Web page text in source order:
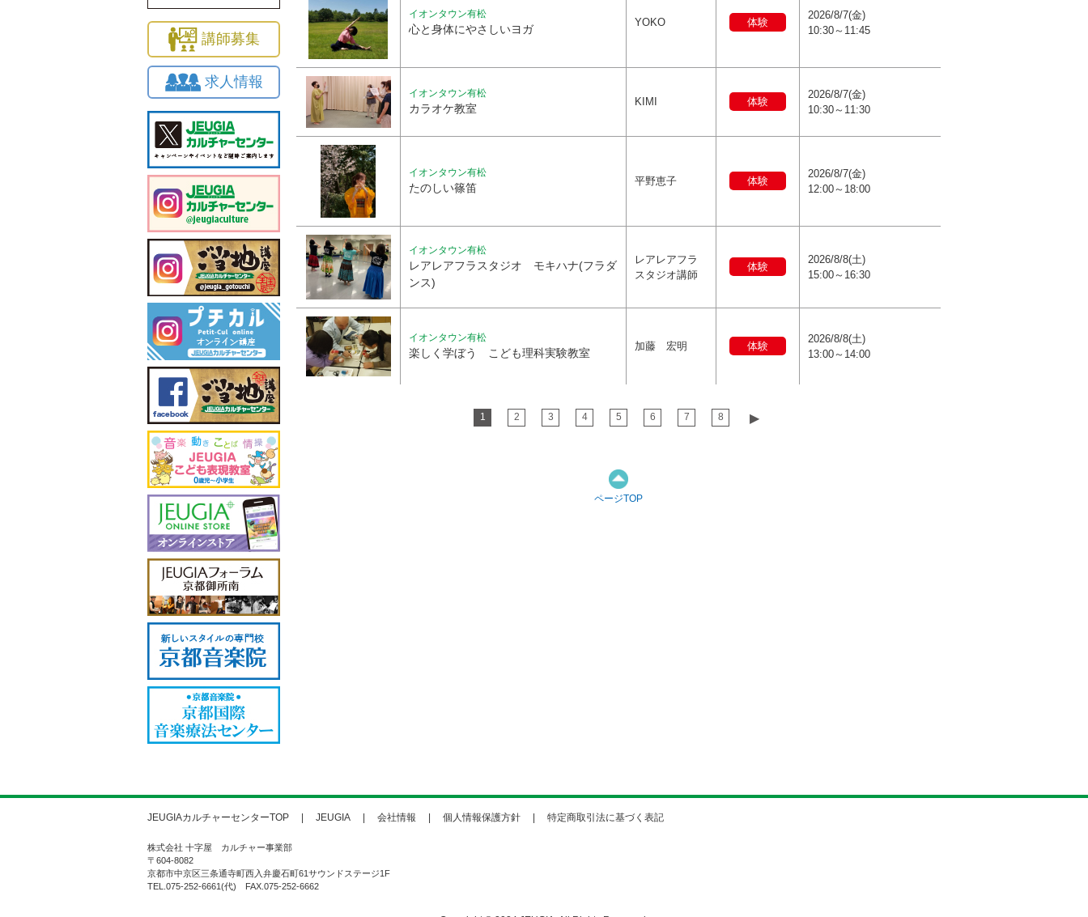
講師募集
求人情報
イオンタウン有松
心と身体にやさしいヨガ
YOKO 体験
2026/8/7(金)
10:30～11:45
イオンタウン有松
カラオケ教室
KIMI 体験
2026/8/7(金)
10:30～11:30
イオンタウン有松
たのしい篠笛
平野恵子 体験
2026/8/7(金)
12:00～18:00
イオンタウン有松
レアレアフラスタジオ モキハナ(フラダ
ンス)
レアレアフラ
スタジオ講師
体験
2026/8/8(土)
15:00～16:30
イオンタウン有松
楽しく学ぼう こども理科実験教室
加藤 宏明 体験
2026/8/8(土)
13:00～14:00
1 2 3 4 5 6 7 8 ▶︎
ページTOP
JEUGIAカルチャーセンターTOP JEUGIA 会社情報 個人情報保護方針 特定商取引法に基づく表記
株式会社 十字屋 カルチャー事業部
〒604-8082
京都市中京区三条通寺町西入弁慶石町61サウンドステージ1F
TEL.075-252-6661(代) FAX.075-252-6662